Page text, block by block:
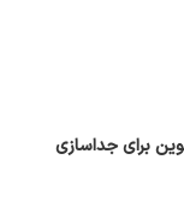
برای جداسازی